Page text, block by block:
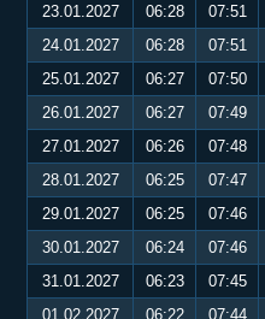
23.01.2027
06:28 07:51
24.01.2027
06:28 07:51
25.01.2027
06:27 07:50
26.01.2027
06:27 07:49
27.01.2027
06:26 07:48
28.01.2027
06:25 07:47
29.01.2027
06:25 07:46
30.01.2027
06:24 07:46
31.01.2027
06:23 07:45
01.02.2027
06:22 07:44